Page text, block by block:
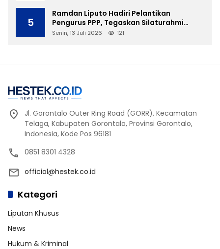
5
Ramdan Liputo Hadiri Pelantikan
Pengurus PPP, Tegaskan Silaturahmi
Antarpartai Kunci Membangun Gorontalo
Senin, 13 Juli 2026 121
Jl. Gorontalo Outer Ring Road (GORR), Kecamatan
Telaga, Kabupaten Gorontalo, Provinsi Gorontalo,
Indonesia, Kode Pos 96181
0851 8301 4328
official@hestek.co.id
Kategori
Liputan Khusus
News
Hukum & Kriminal